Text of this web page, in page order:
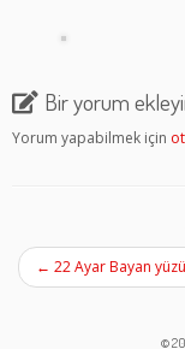
Bir yorum
Yorum yapabilmek için
← 22 Ayar Bayan
©